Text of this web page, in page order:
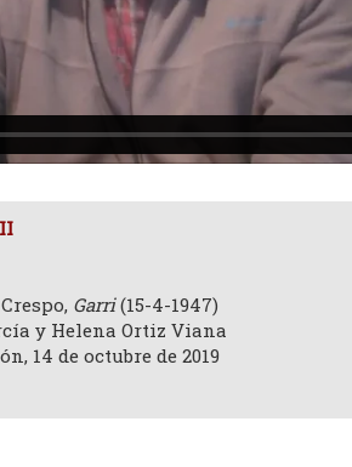
Garri(15-4-1947)
y Helena Ortiz Viana
14 de octubre de 2019